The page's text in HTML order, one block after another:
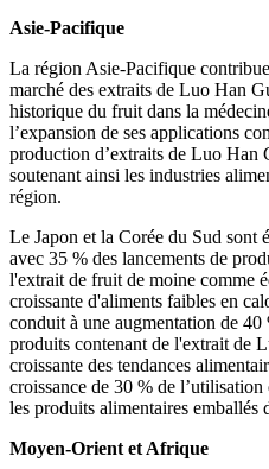
Asie-Pacifique
La région Asie-Pacifique
marché des extraits de Luo Han
historique du fruit dans la
l’expansion de ses applications
production d’extraits de Luo Han
soutenant ainsi les industries
région.
Le Japon et la Corée du Sud sont
avec 35 % des lancements de
l'extrait de fruit de moine comme
croissante d'aliments faibles en
conduit à une augmentation de
produits contenant de l'extrait de
croissante des tendances
croissance de 30 % de
les produits alimentaires emballés
Moyen-Orient et Afrique